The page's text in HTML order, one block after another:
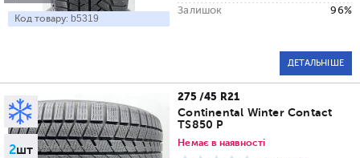
Код товару: b5319
Залишок
96%
ДЕТАЛЬНІШЕ
2шт
275 /45 R21
Continental Winter Contact
TS850 P
Немає в наявності